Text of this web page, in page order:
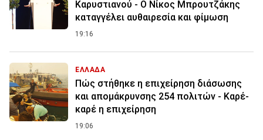
Καρυστιανού - Ο Νίκος Μπρουτζάκης
καταγγέλει αυθαιρεσία και φίμωση
19:16
ΕΛΛΑΔΑ
Πώς στήθηκε η επιχείρηση διάσωσης
και απομάκρυνσης 254 πολιτών - Καρέ-
καρέ η επιχείρηση
19:06